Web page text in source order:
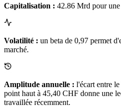
Capitalisation : 42.86 Mrd pour une
Volatilité : un beta de 0,97 permet
marché.
Amplitude annuelle : l'écart entre
point haut à 45,40 CHF donne une
travaillée récemment.